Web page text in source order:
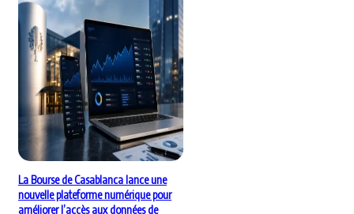
La Bourse de Casablanca lance une
nouvelle plateforme numérique pour
améliorer l’accès aux données de